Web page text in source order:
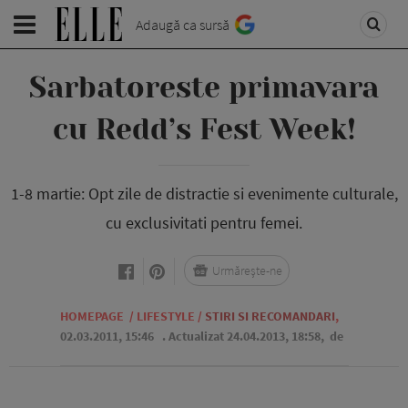
Adaugă ca sursă
Sarbatoreste primavara
cu Redd’s Fest Week!
1-8 martie: Opt zile de distractie si evenimente culturale,
cu exclusivitati pentru femei.
HOMEPAGE / LIFESTYLE / STIRI SI RECOMANDARI,
02.03.2011, 15:46 . Actualizat 24.04.2013, 18:58, de
Urmărește-ne